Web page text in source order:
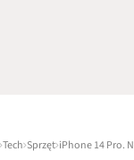
Tech Sprzęt iPhone 14 Pro.